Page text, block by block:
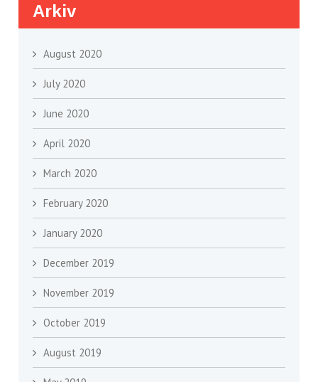
Arkiv
August 2020
July 2020
June 2020
April 2020
March 2020
February 2020
January 2020
December 2019
November 2019
October 2019
August 2019